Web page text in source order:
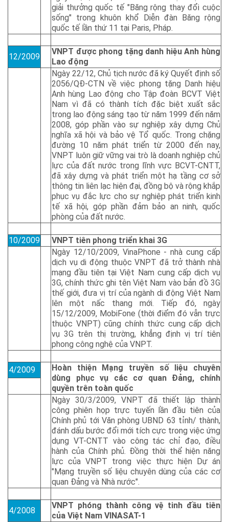
giải thưởng quốc tế "Băng rộng thay đổi cuộc
sống" trong khuôn khổ Diễn đàn Băng rộng
quốc tế lần thứ 11 tại Paris, Pháp.
12/2009
VNPT được phong tặng danh hiệu Anh hùng
Lao động
Ngày 22/12, Chủ tịch nước đã ký Quyết định số
2056/QĐ-CTN về việc phong tặng Danh hiệu
Anh hùng Lao động cho Tập đoàn BCVT Việt
Nam vì đã có thành tích đặc biệt xuất sắc
trong lao động sáng tạo từ năm 1999 đến năm
2008, góp phần vào sự nghiệp xây dựng Chủ
nghĩa xã hội và bảo vệ Tổ quốc. Trong chặng
đường 10 năm phát triển từ 2000 đến nay,
VNPT luôn giữ vững vai trò là doanh nghiệp chủ
lực của đất nước trong lĩnh vực BCVT-CNTT,
đã xây dựng và phát triển một hạ tầng cơ sở
thông tin liên lạc hiện đại, đồng bộ và rộng khắp
phục vụ đắc lực cho sự nghiệp phát triển kinh
tế xã hội, góp phần đảm bảo an ninh, quốc
phòng của đất nước.
10/2009
VNPT tiên phong triển khai 3G
Ngày 12/10/2009, VinaPhone - nhà cung cấp
dịch vụ di động thuộc VNPT đã trở thành nhà
mạng đầu tiên tại Việt Nam cung cấp dịch vụ
3G, chính thức ghi tên Việt Nam vào bản đồ 3G
thế giới, đưa vị trí của ngành di động Việt Nam
lên một nấc thang mới. Tiếp đó, ngày
15/12/2009, MobiFone (thời điểm đó vẫn trực
thuộc VNPT) cũng chính thức cung cấp dịch
vụ 3G trên thị trường, khẳng định vị trí tiên
phong công nghệ của VNPT.
4/2009
Hoàn thiện Mạng truyền số liệu chuyên
dùng phục vụ các cơ quan Đảng, chính
quyền trên toàn quốc
Ngày 30/3/2009, VNPT đã thiết lập thành
công phiên họp trực tuyến lần đầu tiên của
Chính phủ tới Văn phòng UBND 63 tỉnh/ thành,
đánh dấu bước đổi mới tích cực trong việc ứng
dụng VT-CNTT vào công tác chỉ đạo, điều
hành của Chính phủ. Đồng thời thể hiện năng
lực của VNPT trong việc thực hiện Dự án
"Mạng truyền số liệu chuyên dùng của các cơ
quan Đảng và Nhà nước".
4/2008
VNPT phóng thành công vệ tinh đầu tiên
của Việt Nam VINASAT-1